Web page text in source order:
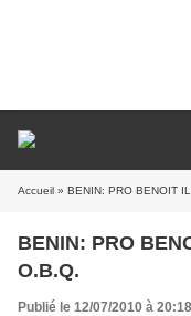
Accueil » BENIN: PRO BENOIT
BENIN: PRO
O.B.Q.
Publié le 12/07/2010 à 20:18